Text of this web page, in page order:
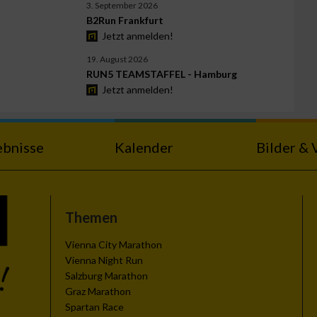
3. September 2026
B2Run Frankfurt
Jetzt anmelden!
19. August 2026
RUN5 TEAMSTAFFEL - Hamburg
Jetzt anmelden!
Kalender Bilder &
Themen
Vienna City Marathon
Vienna Night Run
Salzburg Marathon
Graz Marathon
Spartan Race